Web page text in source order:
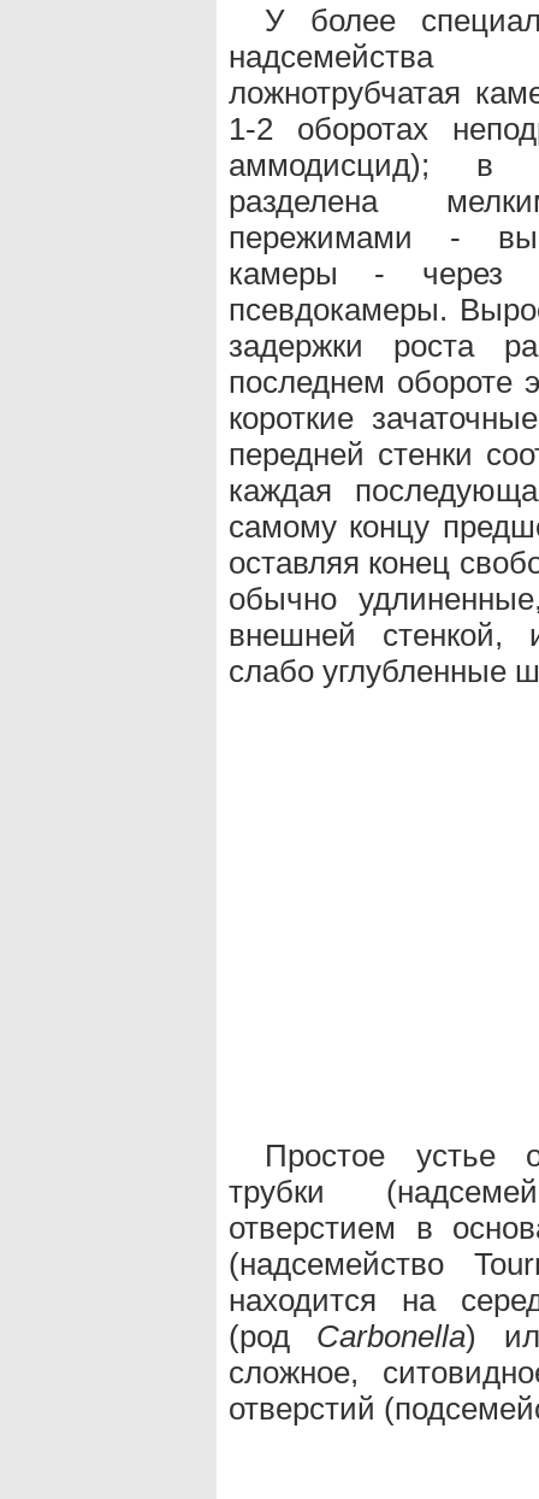
У более
ложнотрубчатая
1-2 оборотах
аммодисцид); в
разделена
пережимами -
камеры - через
псевдокамеры.
задержки роста
последнем обороте
короткие
передней стенки
каждая
самому концу
оставляя конец
обычно
внешней стенкой,
слабо углубленные
Простое устье
трубки
отверстием в
(надсемейство
находится на
(род Carbonella)
сложное,
отверстий